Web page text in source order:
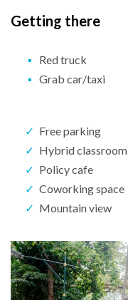
Getting there
Red truck
Grab car/taxi
Free parking
Hybrid classroom
Policy cafe
Coworking space
Mountain view